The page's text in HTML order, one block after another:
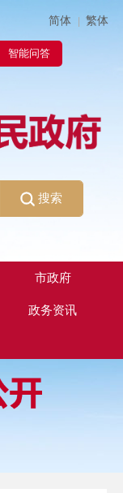
简体 | 繁体
智能问答
搜索
市政府
政务资讯